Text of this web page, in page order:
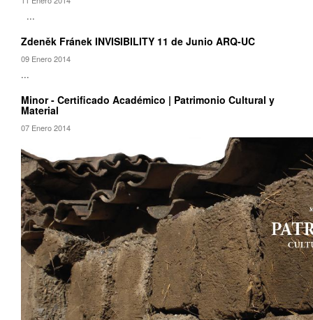
...
Zdeněk Fránek INVISIBILITY 11 de Junio ARQ-UC
09 Enero 2014
...
Minor - Certificado Académico | Patrimonio Cultural y
Material
07 Enero 2014